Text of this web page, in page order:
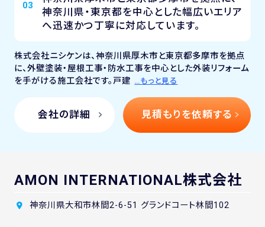
03
神奈川県・東京都を中心とした幅広いエリア
へ迅速かつ丁寧に対応しています。
株式会社ニシケンは、神奈川県厚木市と東京都多摩市を拠点
に、外壁塗装・屋根工事・防水工事を中心とした外装リフォーム
を手がける施工会社です。戸建 …もっと見る
会社の詳細 見積もりを依頼する
AMON INTERNATIONAL株式会社
神奈川県大和市林間2-6-51 グランドコート林間102